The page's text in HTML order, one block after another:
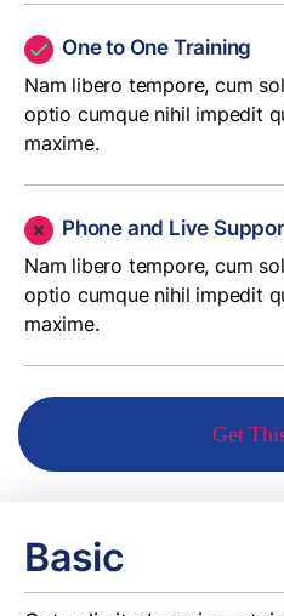
One to One Training
Nam libero tempore, cum
optio cumque nihil impedit
maxime.
Phone and Live
Nam libero tempore, cum
optio cumque nihil impedit
maxime.
Get
Basic